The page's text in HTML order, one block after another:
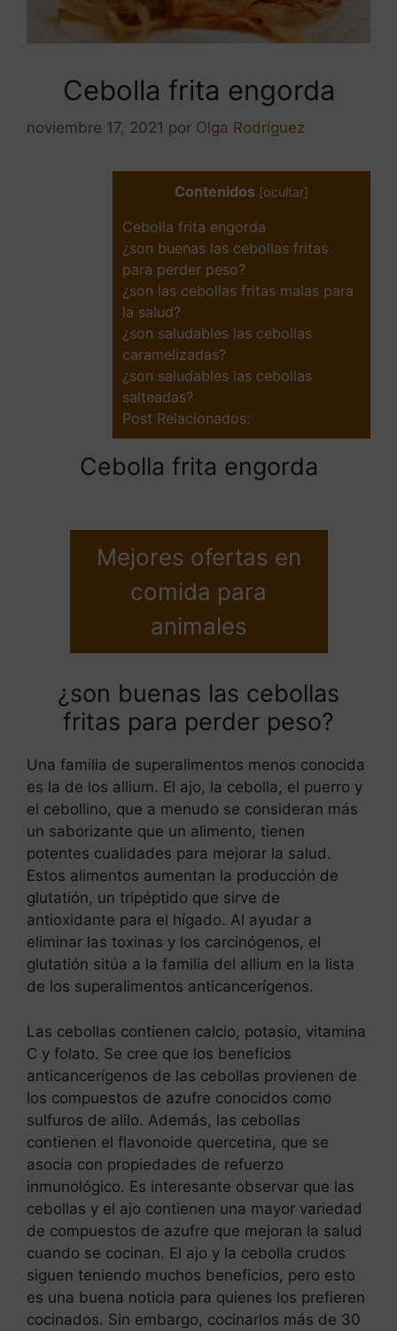
Cebolla frita engorda
noviembre 17, 2021 por Olga Rodríguez
Contenidos [ocultar]
Cebolla frita engorda
¿son buenas las cebollas fritas
para perder peso?
¿son las cebollas fritas malas para
la salud?
¿son saludables las cebollas
caramelizadas?
¿son saludables las cebollas
salteadas?
Post Relacionados:
Cebolla frita engorda
Mejores ofertas en
comida para
animales
¿son buenas las cebollas
fritas para perder peso?
Una familia de superalimentos menos conocida
es la de los allium. El ajo, la cebolla, el puerro y
el cebollino, que a menudo se consideran más
un saborizante que un alimento, tienen
potentes cualidades para mejorar la salud.
Estos alimentos aumentan la producción de
glutatión, un tripéptido que sirve de
antioxidante para el hígado. Al ayudar a
eliminar las toxinas y los carcinógenos, el
glutatión sitúa a la familia del allium en la lista
de los superalimentos anticancerígenos.
Las cebollas contienen calcio, potasio, vitamina
C y folato. Se cree que los beneficios
anticancerígenos de las cebollas provienen de
los compuestos de azufre conocidos como
sulfuros de alilo. Además, las cebollas
contienen el flavonoide quercetina, que se
asocia con propiedades de refuerzo
inmunológico. Es interesante observar que las
cebollas y el ajo contienen una mayor variedad
de compuestos de azufre que mejoran la salud
cuando se cocinan. El ajo y la cebolla crudos
siguen teniendo muchos beneficios, pero esto
es una buena noticia para quienes los prefieren
cocinados. Sin embargo, cocinarlos más de 30